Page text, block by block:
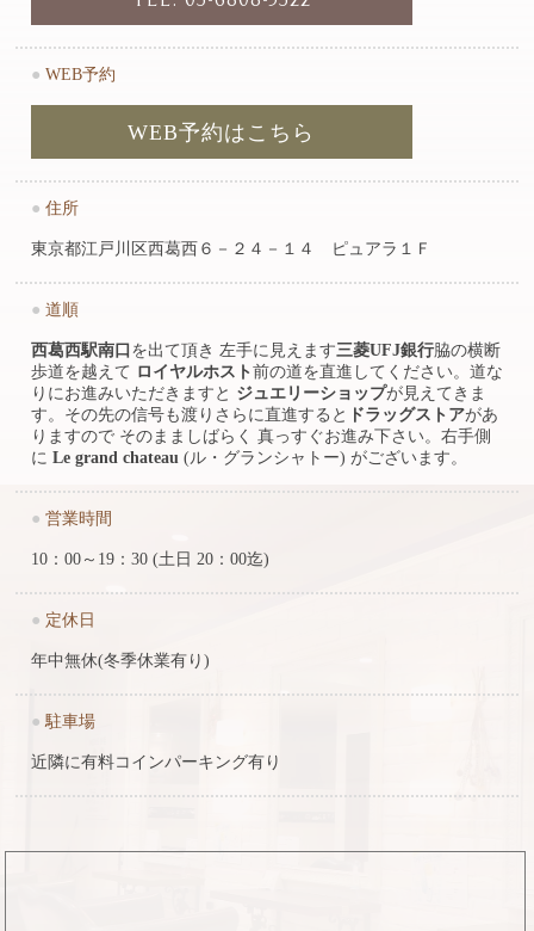
● WEB予約
WEB予約はこちら
● 住所
東京都江戸川区西葛西６－２４－１４ ピュアラ１Ｆ
● 道順
西葛西駅南口 を出て頂き 左手に見えます三菱UFJ銀行脇の横断
歩道を越えて ロイヤルホスト 前の道を直進してください。道な
りにお進みいただきますと ジュエリーショップが見えてきま
す。その先の信号も渡りさらに直進すると ドラッグストアがあ
りますので そのまましばらく 真っすぐお進み下さい。右手側
に Le grand chateau (ル・グランシャトー) がございます。
● 営業時間
10：00～19：30 (土日 20：00迄)
● 定休日
年中無休(冬季休業有り)
● 駐車場
近隣に有料コインパーキング有り